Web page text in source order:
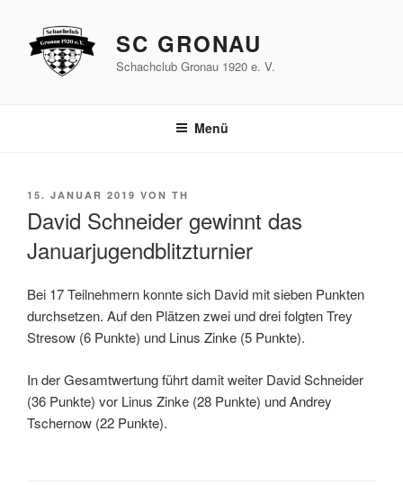
springen
SC GRONAU
Schachclub Gronau 1920 e. V.
Menü
VERÖFFENTLICHT
15. JANUAR 2019 VON TH
David Schneider gewinnt das
Januarjugendblitzturnier
Bei 17 Teilnehmern konnte sich David mit sieben Punkten
durchsetzen. Auf den Plätzen zwei und drei folgten Trey
Stresow (6 Punkte) und Linus Zinke (5 Punkte).
In der Gesamtwertung führt damit weiter David Schneider
(36 Punkte) vor Linus Zinke (28 Punkte) und Andrey
Tschernow (22 Punkte).